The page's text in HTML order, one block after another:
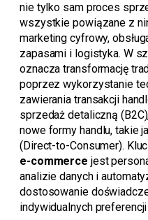
nie tylko sam proces
wszystkie powiązane z
marketing cyfrowy,
zapasami i logistyka. W
oznacza transformację
poprzez wykorzystanie
zawierania transakcji
sprzedaż detaliczną
nowe formy handlu, takie
(Direct-to-Consumer).
e-commerce jest
analizie danych i
dostosowanie
indywidualnych